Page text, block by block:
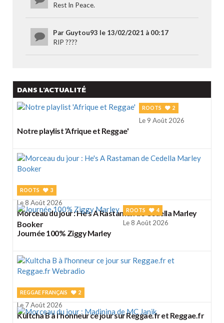
Rest In Peace.
Par Guytou93 le 13/02/2021 à 00:17
RIP ????
DANS L'ACTUALITÉ
ROOTS 2
Le 9 Août 2026
Notre playlist 'Afrique et Reggae'
ROOTS 3
Le 8 Août 2026
Morceau du jour : He's A Rastaman de Cedella Marley
Booker
ROOTS 4
Le 8 Août 2026
Journée 100% Ziggy Marley
REGGAE FRANÇAIS 2
Le 7 Août 2026
Kultcha B à l'honneur ce jour sur Reggae.fr et Reggae.fr